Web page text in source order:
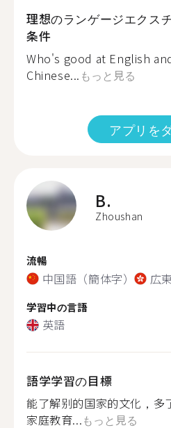
理想のランゲージエクス
条件
Who's good at English
Chinese... もっと見る
アプリを
B.
Zhoushan
流暢
中国語（簡体字） 広
学習中の言語
英語
語学学習の目標
能了解别的国家的文化，多
家庭教育...もっと見る